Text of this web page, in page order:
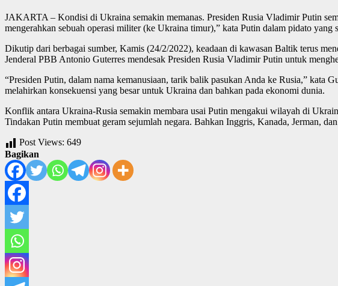
JAKARTA – Kondisi di Ukraina semakin memanas. Presiden Rusia Vladimir Putin
mengerahkan sebuah operasi militer (ke Ukraina timur),” kata Putin dalam pidato
Dikutip dari berbagai sumber, Kamis (24/2/2022), keadaan di kawasan Baltik terus
Jenderal PBB Antonio Guterres mendesak Presiden Rusia Vladimir Putin untuk
“Presiden Putin, dalam nama kemanusiaan, tarik balik pasukan Anda ke Rusia,” kata
melahirkan konsekuensi yang besar untuk Ukraina dan bahkan pada ekonomi dunia.
Konflik antara Ukraina-Rusia semakin membara usai Putin mengakui wilayah di
Tindakan Putin membuat geram sejumlah negara. Bahkan Inggris, Kanada, Jerman,
Post Views: 649
Bagikan